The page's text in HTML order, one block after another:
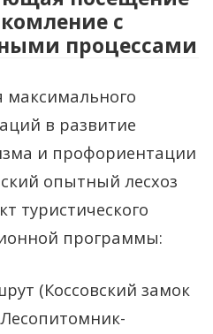
с
процессами
максимального
в развитие
и профориентации
опытный лесхоз
туристического
программы:
(Коссовский замок